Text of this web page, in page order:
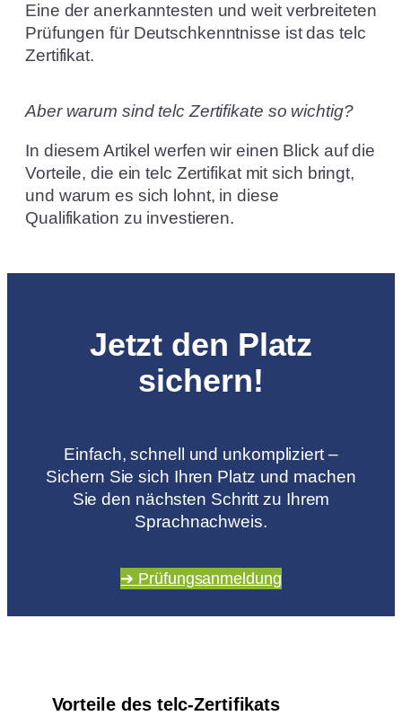
Eine der anerkanntesten und weit verbreiteten
Prüfungen für Deutschkenntnisse ist das telc
Zertifikat.
Aber warum sind telc Zertifikate so wichtig?
In diesem Artikel werfen wir einen Blick auf die
Vorteile, die ein telc Zertifikat mit sich bringt,
und warum es sich lohnt, in diese
Qualifikation zu investieren.
Jetzt den Platz
sichern!
Einfach, schnell und unkompliziert –
Sichern Sie sich Ihren Platz und machen
Sie den nächsten Schritt zu Ihrem
Sprachnachweis.
➔ Prüfungsanmeldung
Vorteile des telc-Zertifikats